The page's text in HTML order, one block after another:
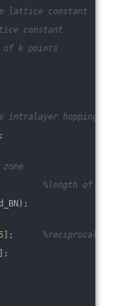
lattice constant
constant
of k points
intralayer hopping
%length of
]; %reciprocal
];